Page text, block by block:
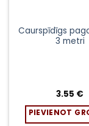
Caurspīdīgs
3 metri
3.55 €
PIEVIENOT